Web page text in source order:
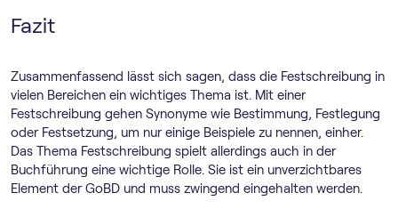
Fazit
Zusammenfassend lässt sich sagen, dass die Festschreibung in
vielen Bereichen ein wichtiges Thema ist. Mit einer
Festschreibung gehen Synonyme wie Bestimmung, Festlegung
oder Festsetzung, um nur einige Beispiele zu nennen, einher.
Das Thema Festschreibung spielt allerdings auch in der
Buchführung eine wichtige Rolle. Sie ist ein unverzichtbares
Element der GoBD und muss zwingend eingehalten werden.